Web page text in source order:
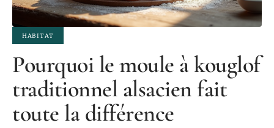
HABITAT
Pourquoi le moule à kouglof
traditionnel alsacien fait
toute la différence